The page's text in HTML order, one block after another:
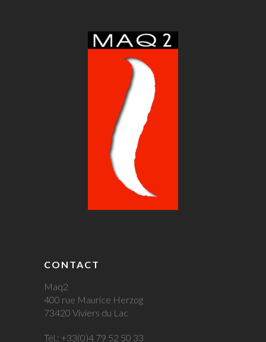
CONTACT
Maq2
400 rue Maurice Herzog
73420 Viviers du Lac
Tél.: +33(0)4 79 52 50 33